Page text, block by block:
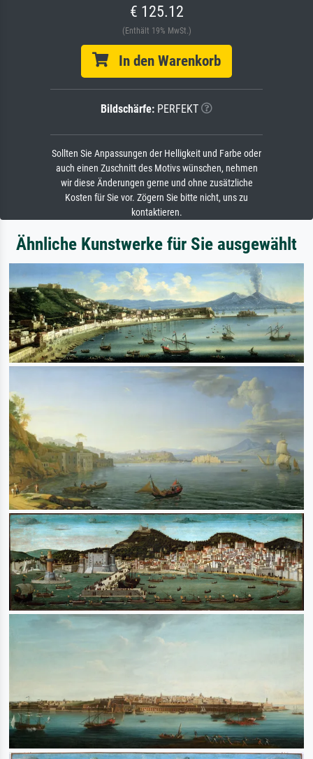
€ 125.12
(Enthält 19% MwSt.)
In den Warenkorb
Bildschärfe: PERFEKT
Sollten Sie Anpassungen der Helligkeit und Farbe oder
auch einen Zuschnitt des Motivs wünschen, nehmen
wir diese Änderungen gerne und ohne zusätzliche
Kosten für Sie vor. Zögern Sie bitte nicht, uns zu
kontaktieren.
Ähnliche Kunstwerke für Sie ausgewählt